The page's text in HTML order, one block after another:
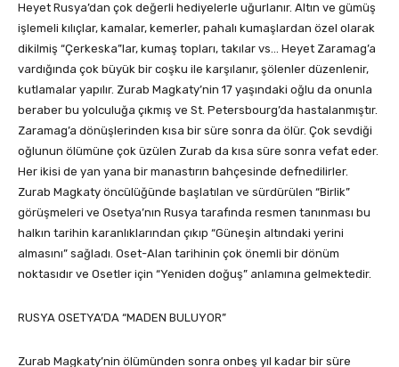
Heyet Rusya’dan çok değerli hediyelerle uğurlanır. Altın ve gümüş
işlemeli kılıçlar, kamalar, kemerler, pahalı kumaşlardan özel olarak
dikilmiş “Çerkeska”lar, kumaş topları, takılar vs… Heyet Zaramag’a
vardığında çok büyük bir coşku ile karşılanır, şölenler düzenlenir,
kutlamalar yapılır. Zurab Magkaty’nin 17 yaşındaki oğlu da onunla
beraber bu yolculuğa çıkmış ve St. Petersbourg’da hastalanmıştır.
Zaramag’a dönüşlerinden kısa bir süre sonra da ölür. Çok sevdiği
oğlunun ölümüne çok üzülen Zurab da kısa süre sonra vefat eder.
Her ikisi de yan yana bir manastırın bahçesinde defnedilirler.
Zurab Magkaty öncülüğünde başlatılan ve sürdürülen “Birlik”
görüşmeleri ve Osetya’nın Rusya tarafında resmen tanınması bu
halkın tarihin karanlıklarından çıkıp “Güneşin altındaki yerini
almasını” sağladı. Oset-Alan tarihinin çok önemli bir dönüm
noktasıdır ve Osetler için “Yeniden doğuş” anlamına gelmektedir.
RUSYA OSETYA’DA “MADEN BULUYOR”
Zurab Magkaty’nin ölümünden sonra onbeş yıl kadar bir süre